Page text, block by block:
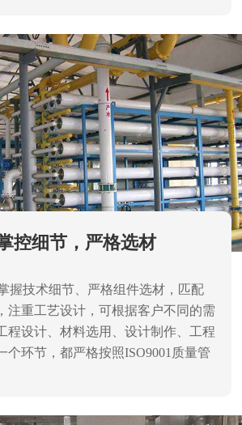
控细节，严格选材
握技术细节、严格组件选材，匹配
注重工艺设计，可根据客户不同的需
程设计、材料选用、设计制作、工程
个环节，都严格按照ISO9001质量管